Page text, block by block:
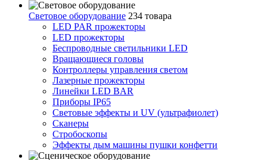
Световое оборудование 234 товара
LED PAR прожекторы
LED прожекторы
Беспроводные светильники LED
Вращающиеся головы
Контроллеры управления светом
Лазерные прожекторы
Линейки LED BAR
Приборы IP65
Световые эффекты и UV (ультрафиолет)
Сканеры
Стробоскопы
Эффекты дым машины пушки конфетти